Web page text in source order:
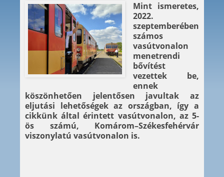
Mint ismeretes,
2022.
szeptemberében
számos
vasútvonalon
menetrendi
bővítést
vezettek be,
ennek
köszönhetően jelentősen javultak az
eljutási lehetőségek az országban, így a
cikkünk által érintett vasútvonalon, az 5-
ös számú, Komárom–Székesfehérvár
viszonylatú vasútvonalon is.